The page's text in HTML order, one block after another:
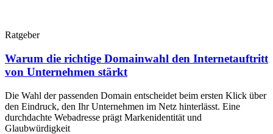
Ratgeber
Warum die richtige Domainwahl den Internetauftritt
von Unternehmen stärkt
Die Wahl der passenden Domain entscheidet beim ersten Klick über
den Eindruck, den Ihr Unternehmen im Netz hinterlässt. Eine
durchdachte Webadresse prägt Markenidentität und
Glaubwürdigkeit